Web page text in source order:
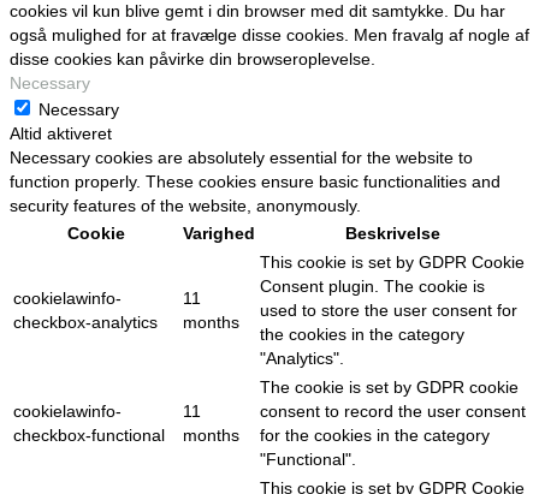
cookies vil kun blive gemt i din browser med dit samtykke. Du har
også mulighed for at fravælge disse cookies. Men fravalg af nogle af
disse cookies kan påvirke din browseroplevelse.
Necessary
Necessary
Altid aktiveret
Necessary cookies are absolutely essential for the website to
function properly. These cookies ensure basic functionalities and
security features of the website, anonymously.
Cookie
Varighed Beskrivelse
cookielawinfo-
checkbox-analytics
11
months
This cookie is set by GDPR Cookie
Consent plugin. The cookie is
used to store the user consent for
the cookies in the category
"Analytics".
cookielawinfo-
checkbox-functional
11
months
The cookie is set by GDPR cookie
consent to record the user consent
for the cookies in the category
"Functional".
This cookie is set by GDPR Cookie